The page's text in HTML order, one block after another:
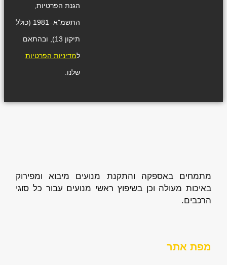
הגנת הפרטיות,
התשמ"א–1981 (כולל
תיקון 13), ובהתאם
למדיניות הפרטיות
שלנו.
מתמחים באספקה והתקנת מנועים מיבוא ומפירוק
באיכות מעולה וכן בשיפוץ ראשי מנועים עבור כל סוגי
הרכבים.
מפת אתר